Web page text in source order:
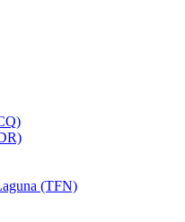
(TFN)